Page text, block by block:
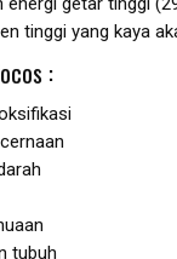
tinggi yang kaya
:
tubuh